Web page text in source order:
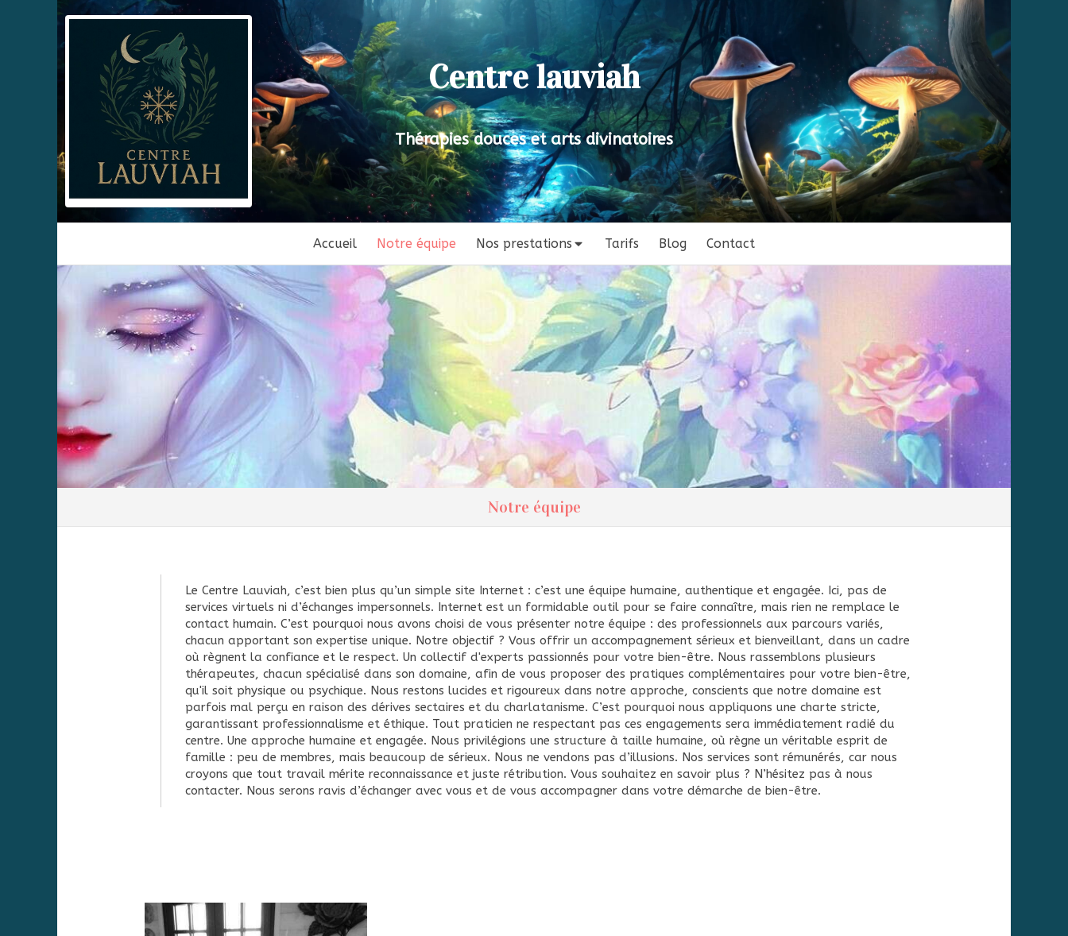
Centre lauviah
Thérapies douces et arts divinatoires
Accueil Notre équipe Nos prestations Tarifs Blog Contact
Notre équipe
Le Centre Lauviah, c’est bien plus qu’un simple site Internet : c’est une équipe humaine, authentique et engagée. Ici, pas de
services virtuels ni d’échanges impersonnels. Internet est un formidable outil pour se faire connaître, mais rien ne remplace le
contact humain. C’est pourquoi nous avons choisi de vous présenter notre équipe : des professionnels aux parcours variés,
chacun apportant son expertise unique. Notre objectif ? Vous offrir un accompagnement sérieux et bienveillant, dans un cadre
où règnent la confiance et le respect. Un collectif d'experts passionnés pour votre bien-être. Nous rassemblons plusieurs
thérapeutes, chacun spécialisé dans son domaine, afin de vous proposer des pratiques complémentaires pour votre bien-être,
qu'il soit physique ou psychique. Nous restons lucides et rigoureux dans notre approche, conscients que notre domaine est
parfois mal perçu en raison des dérives sectaires et du charlatanisme. C’est pourquoi nous appliquons une charte stricte,
garantissant professionnalisme et éthique. Tout praticien ne respectant pas ces engagements sera immédiatement radié du
centre. Une approche humaine et engagée. Nous privilégions une structure à taille humaine, où règne un véritable esprit de
famille : peu de membres, mais beaucoup de sérieux. Nous ne vendons pas d’illusions. Nos services sont rémunérés, car nous
croyons que tout travail mérite reconnaissance et juste rétribution. Vous souhaitez en savoir plus ? N’hésitez pas à nous
contacter. Nous serons ravis d’échanger avec vous et de vous accompagner dans votre démarche de bien-être.